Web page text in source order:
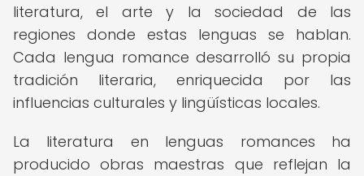
literatura, el arte y la sociedad de las
regiones donde estas lenguas se hablan.
Cada lengua romance desarrolló su propia
tradición literaria, enriquecida por las
influencias culturales y lingüísticas locales.
La literatura en lenguas romances ha
producido obras maestras que reflejan la